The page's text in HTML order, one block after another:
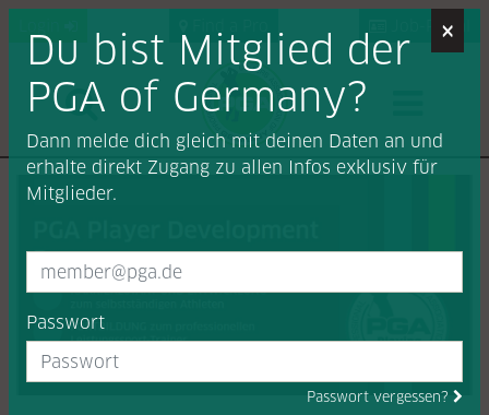
Job-Portal
×
Du bist Mitglied der
PGA of Germany?
Dann melde dich gleich mit deinen Daten an und
erhalte direkt Zugang zu allen Infos exklusiv für
Mitglieder.
Passwort
Passwort vergessen?